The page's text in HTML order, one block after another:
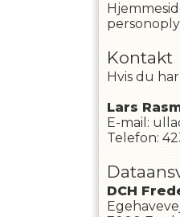
Kontakt
Hvis du
Lars
E-mail :
Telefon:
DCH